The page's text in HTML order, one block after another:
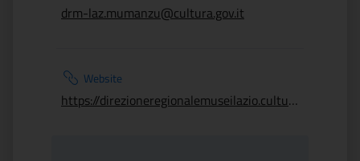
drm-laz.mumanzu@cultura.gov.it
Website
https://direzioneregionalemuseilazio.cultura.gov.it/luoghi/museo-giacomo-manzu/